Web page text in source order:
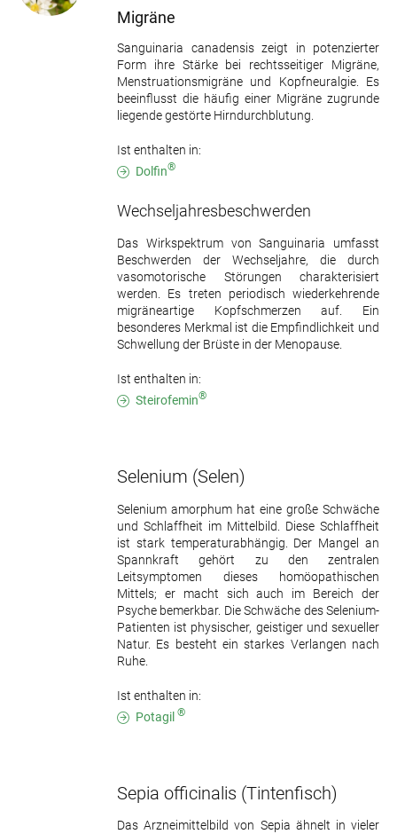
Migräne
Sanguinaria canadensis zeigt in potenzierter
Form ihre Stärke bei rechtsseitiger Migräne,
Menstruationsmigräne und Kopfneuralgie. Es
beeinflusst die häufig einer Migräne zugrunde
liegende gestörte Hirndurchblutung.
Ist enthalten in:
Dolfin®
Wechseljahresbeschwerden
Das Wirkspektrum von Sanguinaria umfasst
Beschwerden der Wechseljahre, die durch
vasomotorische Störungen charakterisiert
werden. Es treten periodisch wiederkehrende
migräneartige Kopfschmerzen auf. Ein
besonderes Merkmal ist die Empfindlichkeit und
Schwellung der Brüste in der Menopause.
Ist enthalten in:
Steirofemin®
Selenium (Selen)
Selenium amorphum hat eine große Schwäche
und Schlaffheit im Mittelbild. Diese Schlaffheit
ist stark temperaturabhängig. Der Mangel an
Spannkraft gehört zu den zentralen
Leitsymptomen dieses homöopathischen
Mittels; er macht sich auch im Bereich der
Psyche bemerkbar. Die Schwäche des Selenium-
Patienten ist physischer, geistiger und sexueller
Natur. Es besteht ein starkes Verlangen nach
Ruhe.
Ist enthalten in:
Potagil ®
Sepia officinalis (Tintenfisch)
Das Arzneimittelbild von Sepia ähnelt in vieler